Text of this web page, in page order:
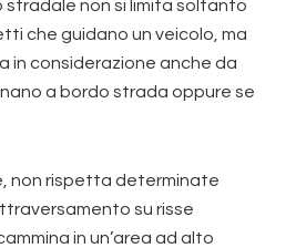
stradale non si limita soltanto
che guidano un veicolo, ma
in considerazione anche da
a bordo strada oppure se
non rispetta determinate
su risse
in un’area ad alto